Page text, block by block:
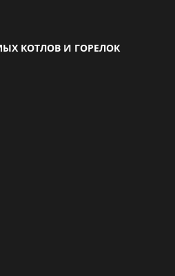
КОТЛОВ И ГОРЕЛОК